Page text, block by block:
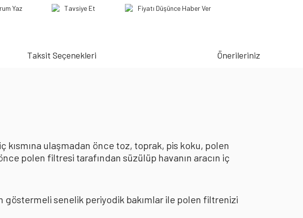
Yaz Tavsiye Et Fiyatı Düşünce Haber Ver
Taksit Seçenekleri Önerileriniz
kısmına ulaşmadan önce toz, toprak, pis koku, polen
polen filtresi tarafından süzülüp havanın aracın iç
göstermeli senelik periyodik bakımlar ile polen filtrenizi